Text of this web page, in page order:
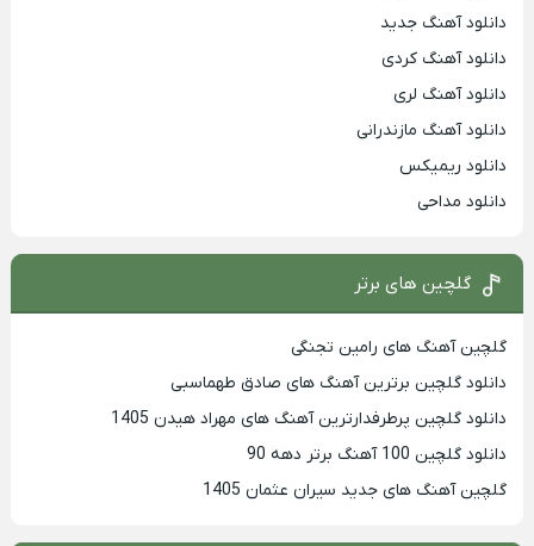
دانلود آهنگ جدید
دانلود آهنگ کردی
دانلود آهنگ لری
دانلود آهنگ مازندرانی
دانلود ریمیکس
دانلود مداحی
گلچین های برتر
گلچین آهنگ های رامین تجنگی
دانلود گلچین برترین آهنگ های صادق طهماسبی
دانلود گلچین پرطرفدارترین آهنگ های مهراد هیدن 1405
دانلود گلچین 100 آهنگ برتر دهه 90
گلچین آهنگ های جدید سیران عثمان 1405